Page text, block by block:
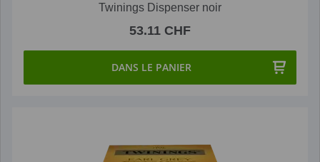
Twinings Dispenser noir
53.11 CHF
DANS LE PANIER